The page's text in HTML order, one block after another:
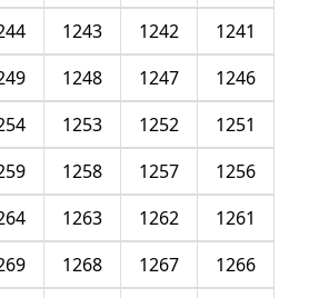
1241
1242
1243
1246
1247
1248
1251
1252
1253
1256
1257
1258
1261
1262
1263
1266
1267
1268